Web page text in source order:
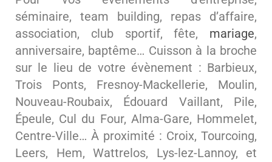
séminaire, team building, repas d’affaire,
association, club sportif, fête, mariage,
anniversaire, baptême… Cuisson à la broche
sur le lieu de votre évènement : Barbieux,
Trois Ponts, Fresnoy-Mackellerie, Moulin,
Nouveau-Roubaix, Édouard Vaillant, Pile,
Épeule, Cul du Four, Alma-Gare, Hommelet,
Centre-Ville… À proximité : Croix, Tourcoing,
Leers, Hem, Wattrelos, Lys-lez-Lannoy, et